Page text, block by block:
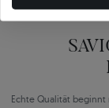
Echte Qualität